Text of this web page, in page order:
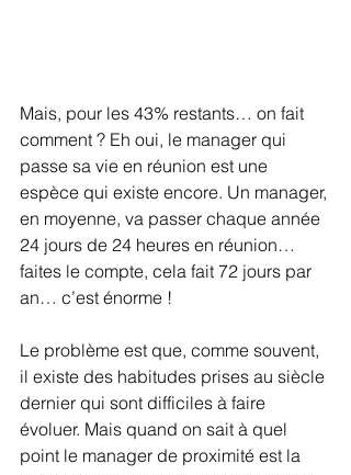
Mais, pour les 43% restants… on fait
comment ? Eh oui, le manager qui
passe sa vie en réunion est une
espèce qui existe encore. Un manager,
en moyenne, va passer chaque année
24 jours de 24 heures en réunion…
faites le compte, cela fait 72 jours par
an… c’est énorme !
Le problème est que, comme souvent,
il existe des habitudes prises au siècle
dernier qui sont difficiles à faire
évoluer. Mais quand on sait à quel
point le manager de proximité est la